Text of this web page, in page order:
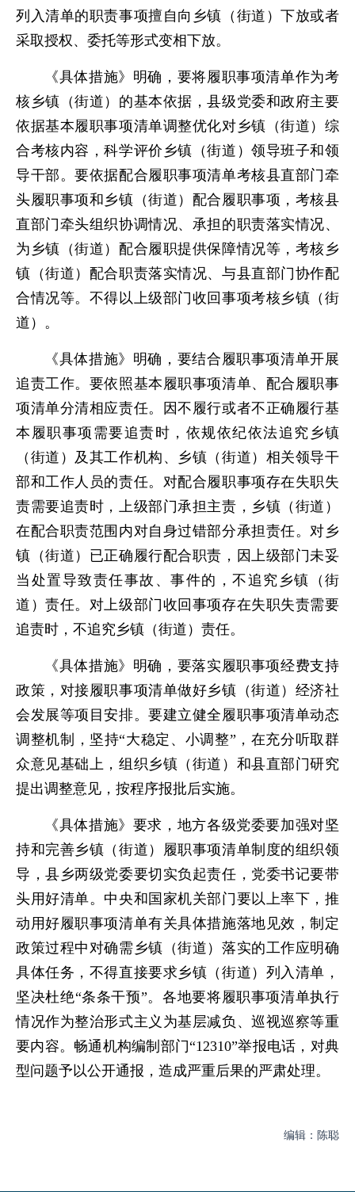
列入清单的职责事项擅自向乡镇（街道）下放或者
采取授权、委托等形式变相下放。
《具体措施》明确，要将履职事项清单作为考
核乡镇（街道）的基本依据，县级党委和政府主要
依据基本履职事项清单调整优化对乡镇（街道）综
合考核内容，科学评价乡镇（街道）领导班子和领
导干部。要依据配合履职事项清单考核县直部门牵
头履职事项和乡镇（街道）配合履职事项，考核县
直部门牵头组织协调情况、承担的职责落实情况、
为乡镇（街道）配合履职提供保障情况等，考核乡
镇（街道）配合职责落实情况、与县直部门协作配
合情况等。不得以上级部门收回事项考核乡镇（街
道）。
《具体措施》明确，要结合履职事项清单开展
追责工作。要依照基本履职事项清单、配合履职事
项清单分清相应责任。因不履行或者不正确履行基
本履职事项需要追责时，依规依纪依法追究乡镇
（街道）及其工作机构、乡镇（街道）相关领导干
部和工作人员的责任。对配合履职事项存在失职失
责需要追责时，上级部门承担主责，乡镇（街道）
在配合职责范围内对自身过错部分承担责任。对乡
镇（街道）已正确履行配合职责，因上级部门未妥
当处置导致责任事故、事件的，不追究乡镇（街
道）责任。对上级部门收回事项存在失职失责需要
追责时，不追究乡镇（街道）责任。
《具体措施》明确，要落实履职事项经费支持
政策，对接履职事项清单做好乡镇（街道）经济社
会发展等项目安排。要建立健全履职事项清单动态
调整机制，坚持“大稳定、小调整”，在充分听取群
众意见基础上，组织乡镇（街道）和县直部门研究
提出调整意见，按程序报批后实施。
《具体措施》要求，地方各级党委要加强对坚
持和完善乡镇（街道）履职事项清单制度的组织领
导，县乡两级党委要切实负起责任，党委书记要带
头用好清单。中央和国家机关部门要以上率下，推
动用好履职事项清单有关具体措施落地见效，制定
政策过程中对确需乡镇（街道）落实的工作应明确
具体任务，不得直接要求乡镇（街道）列入清单，
坚决杜绝“条条干预”。各地要将履职事项清单执行
情况作为整治形式主义为基层减负、巡视巡察等重
要内容。畅通机构编制部门“12310”举报电话，对典
型问题予以公开通报，造成严重后果的严肃处理。
编辑：陈聪